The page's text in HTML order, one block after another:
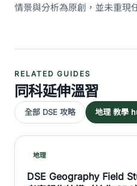
情景與分析為原創，並未重現
RELATED GUIDES
同科延伸溫習
全部 DSE 攻略 地理 教學
地理
DSE Geography Field